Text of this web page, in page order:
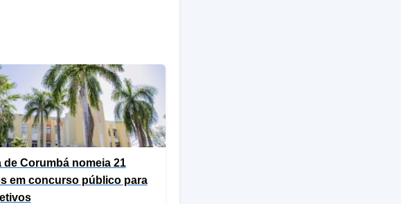
de Corumbá nomeia 21
em concurso público para